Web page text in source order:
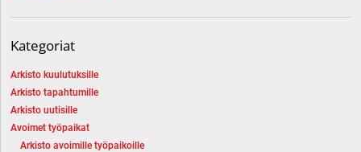
Kategoriat
Arkisto kuulutuksille
Arkisto tapahtumille
Arkisto uutisille
Avoimet työpaikat
Arkisto avoimille työpaikoille